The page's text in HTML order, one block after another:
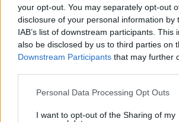
your opt-out. You may separately opt-out
disclosure of your personal information by
IAB’s list of downstream participants. This
also be disclosed by us to third parties on
Downstream Participants that may further
Please note that this website/app uses
not limited to your visit or usage behaviour.
Personal Data Processing Opt Outs
I want to opt-out of the Sharing of my
υιοθέτησαν τον Αφγανό στη
στην απολογία